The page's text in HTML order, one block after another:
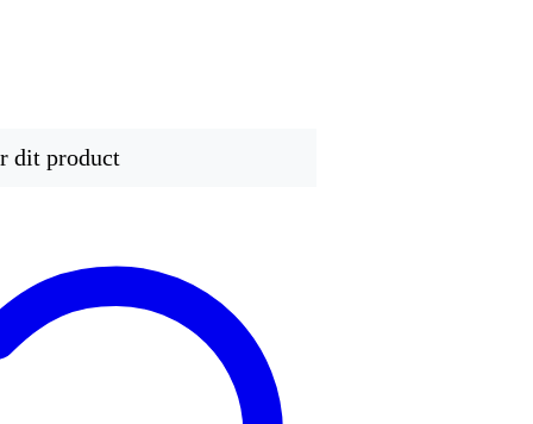
dit product